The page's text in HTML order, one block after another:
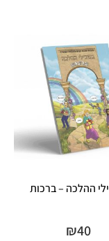
ההלכה – ברכות
₪40